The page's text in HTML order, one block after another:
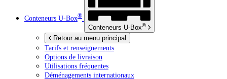
Conteneurs U-Box®
Conteneurs U-Box®
Retour au menu principal
Tarifs et renseignements
Options de livraison
Utilisations fréquentes
Déménagements internationaux